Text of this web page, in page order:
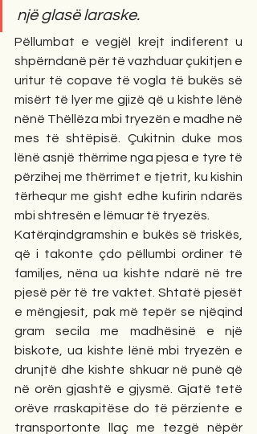
një glasë laraske.
Pëllumbat e vegjël krejt indiferent u
shpërndanë për të vazhduar çukitjen e
uritur të copave të vogla të bukës së
misërt të lyer me gjizë që u kishte lënë
nënë Thëllëza mbi tryezën e madhe në
mes të shtëpisë. Çukitnin duke mos
lënë asnjë thërrime nga pjesa e tyre të
përzihej me thërrimet e tjetrit, ku kishin
tërhequr me gisht edhe kufirin ndarës
mbi shtresën e lëmuar të tryezës.
Katërqindgramshin e bukës së triskës,
që i takonte çdo pëllumbi ordiner të
familjes, nëna ua kishte ndarë në tre
pjesë për të tre vaktet. Shtatë pjesët
e mëngjesit, pak më tepër se njëqind
gram secila me madhësinë e një
biskote, ua kishte lënë mbi tryezën e
drunjtë dhe kishte shkuar në punë që
në orën gjashtë e gjysmë. Gjatë tetë
orëve rraskapitëse do të përziente e
transportonte llaç me tezgë nëpër